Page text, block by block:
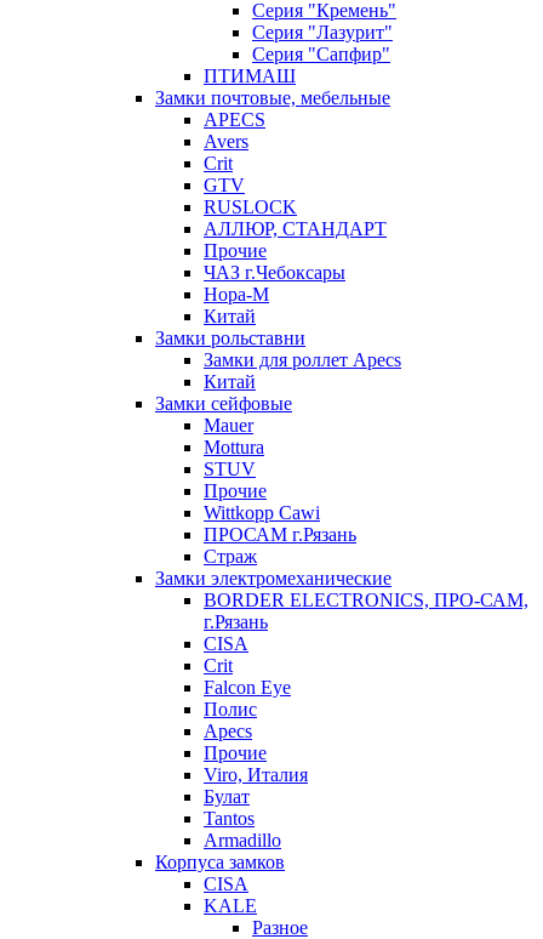
Серия "Кремень"
Серия "Лазурит"
Серия "Сапфир"
ПТИМАШ
Замки почтовые, мебельные
APECS
Avers
Crit
GTV
RUSLOCK
АЛЛЮР, СТАНДАРТ
Прочие
ЧАЗ г.Чебоксары
Нора-М
Китай
Замки рольставни
Замки для роллет Apecs
Китай
Замки сейфовые
Mauer
Mottura
STUV
Прочие
Wittkopp Cawi
ПРОСАМ г.Рязань
Страж
Замки электромеханические
BORDER ELECTRONICS, ПРО-САМ,
г.Рязань
CISA
Crit
Falcon Eye
Полис
Apecs
Прочие
Viro, Италия
Булат
Tantos
Armadillo
Корпуса замков
CISA
KALE
Разное